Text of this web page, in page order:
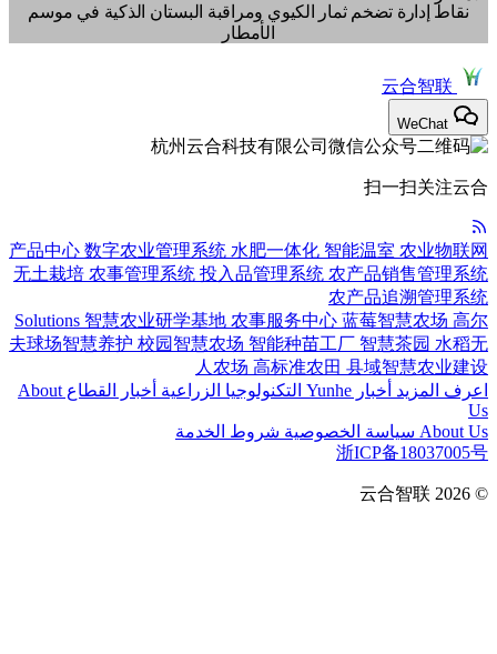
نقاط إدارة تضخم ثمار الكيوي ومراقبة البستان الذكية في موسم
الأمطار
云合智联
WeChat
扫一扫关注云合
产品中心数字农业管理系统水肥一体化智能温室农业物联网
无土栽培农事管理系统投入品管理系统农产品销售管理系统
农产品追溯管理系统
Solutions智慧农业研学基地农事服务中心蓝莓智慧农场高尔
夫球场智慧养护校园智慧农场智能种苗工厂智慧茶园水稻无
人农场高标准农田县域智慧农业建设
اعرف المزيدأخبار Yunhe التكنولوجيا الزراعيةأخبار القطاعAbout
Us
About Us سياسة الخصوصيةشروط الخدمة
浙ICP备18037005号
© 2026
云合智联